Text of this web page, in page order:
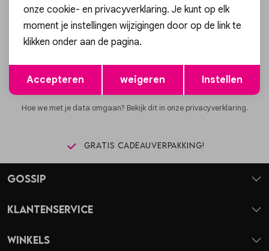
Altijd als eerste op de hoogte zijn?
Schrijf je in voor onze nieuwsbrief en ontvang dan ook gelijk
Aanmelden
Hoe we met je data omgaan? Bekijk dit in onze privacyverklaring.
Gratis cadeauverpakking!
Gossip
Klantenservice
Winkels
Opslaan
onze cookie- en privacyverklaring. Je kunt op elk
moment je instellingen wijzigingen door op de link te
klikken onder aan de pagina.
Accepteren weigeren Instellen